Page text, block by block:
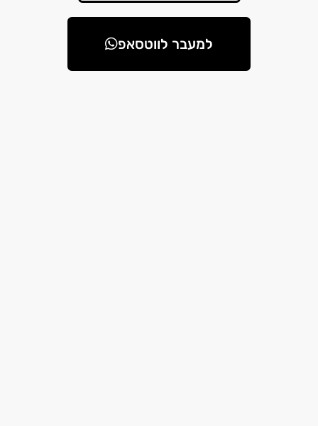
למעבר לווטסאפ